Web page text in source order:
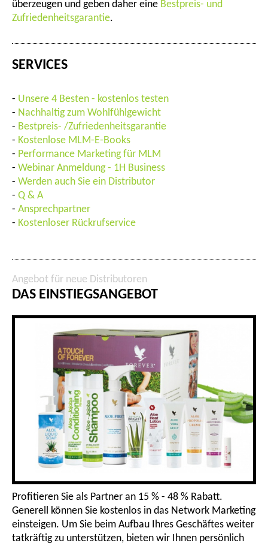
überzeugen und geben daher eine Bestpreis- und
Zufriedenheitsgarantie.
SERVICES
- Unsere 4 Besten - kostenlos testen
- Nachhaltig zum Wohlfühlgewicht
- Bestpreis- /Zufriedenheitsgarantie
- Kostenlose MLM-E-Books
- Performance Marketing für MLM
- Webinar Anmeldung - 1H Business
- Werden auch Sie ein Distributor
- Q & A
- Ansprechpartner
- Kostenloser Rückrufservice
Angebot für neue Distributoren
DAS EINSTIEGSANGEBOT
Profitieren Sie als Partner an 15 % - 48 % Rabatt.
Generell können Sie kostenlos in das Network Marketing
einsteigen. Um Sie beim Aufbau Ihres Geschäftes weiter
tatkräftig zu unterstützen, bieten wir Ihnen persönlich